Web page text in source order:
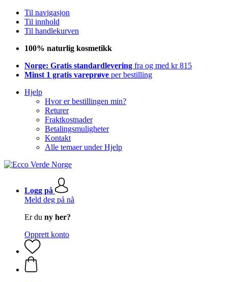
Til navigasjon
Til innhold
Til handlekurven
100% naturlig kosmetikk
Norge: Gratis standardlevering fra og med kr 815
Minst 1 gratis vareprøve per bestilling
Hjelp
Hvor er bestillingen min?
Returer
Fraktkostnader
Betalingsmuligheter
Kontakt
Alle temaer under Hjelp
Logg på
Meld deg på nå
Er du ny her?
Opprett konto